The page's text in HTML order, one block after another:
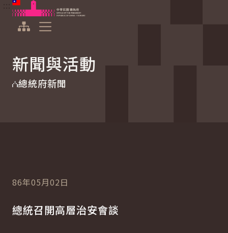
跳到主要內容
中華民國總統府
新聞與活動
總統府新聞
86年05月02日
總統召開高層治安會談